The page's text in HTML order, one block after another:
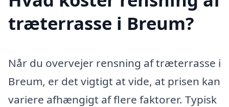
træterrasse i Breum?
Når du overvejer rensning af træterrasse i
Breum, er det vigtigt at vide, at prisen kan
variere afhængigt af flere faktorer. Typisk